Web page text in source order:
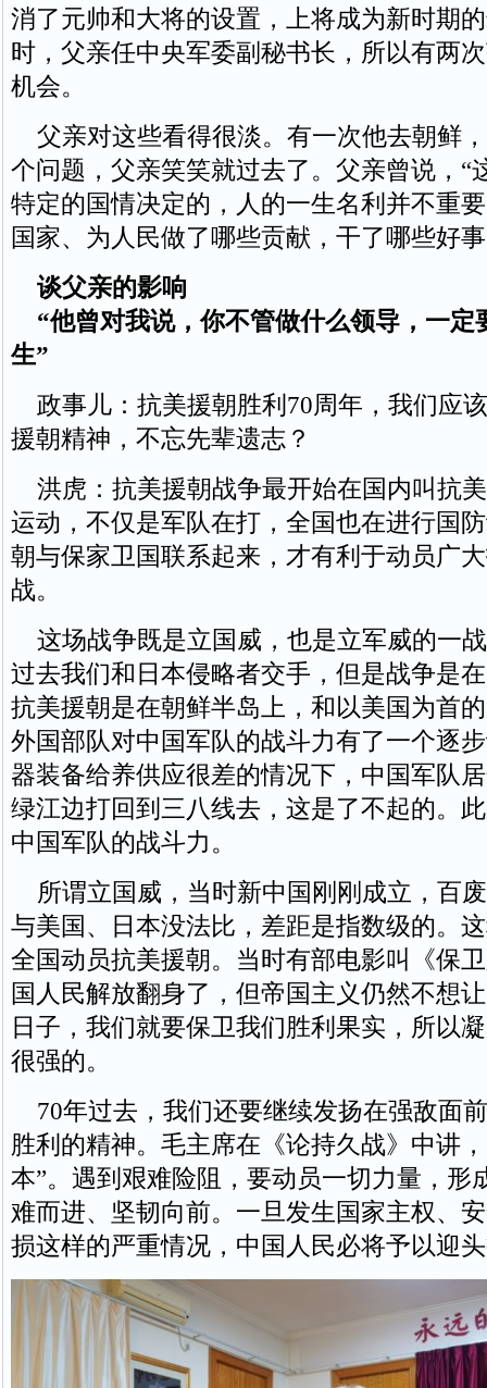
消了元帅和大将的设置，上将成为新时期
时，父亲任中央军委副秘书长，所以有两
机会。
父亲对这些看得很淡。有一次他去朝鲜
个问题，父亲笑笑就过去了。父亲曾说，“
特定的国情决定的，人的一生名利并不重
国家、为人民做了哪些贡献，干了哪些好
谈父亲的影响
“他曾对我说，你不管做什么领导，一定
生”
政事儿：抗美援朝胜利70周年，我们应
援朝精神，不忘先辈遗志？
洪虎：抗美援朝战争最开始在国内叫抗
运动，不仅是军队在打，全国也在进行国
朝与保家卫国联系起来，才有利于动员广
战。
这场战争既是立国威，也是立军威的一
过去我们和日本侵略者交手，但是战争是
抗美援朝是在朝鲜半岛上，和以美国为首
外国部队对中国军队的战斗力有了一个逐
器装备给养供应很差的情况下，中国军队
绿江边打回到三八线去，这是了不起的。
中国军队的战斗力。
所谓立国威，当时新中国刚刚成立，百
与美国、日本没法比，差距是指数级的。
全国动员抗美援朝。当时有部电影叫《保
国人民解放翻身了，但帝国主义仍然不想
日子，我们就要保卫我们胜利果实，所以
很强的。
70年过去，我们还要继续发扬在强敌面
胜利的精神。毛主席在《论持久战》中讲
本”。遇到艰难险阻，要动员一切力量，形
难而进、坚韧向前。一旦发生国家主权、
损这样的严重情况，中国人民必将予以迎